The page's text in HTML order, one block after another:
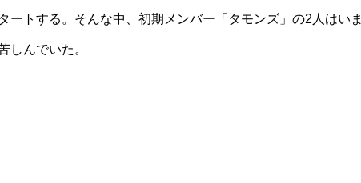
ートする。そんな中、初期メンバー「タモンズ」の2人はいま
しんでいた。